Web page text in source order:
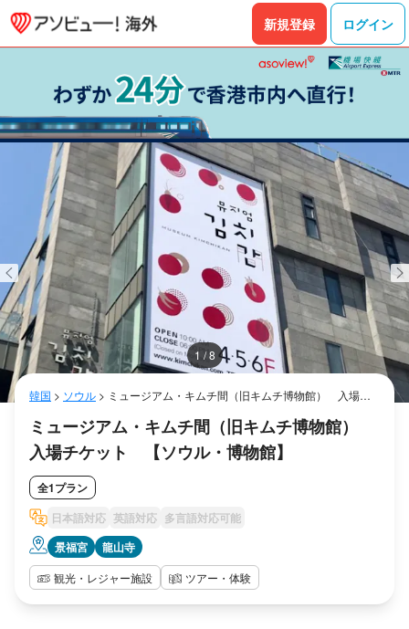
新規登録 ログイン
1 / 8
韓国 > ソウル > ミュージアム・キムチ間（旧キムチ博物館） 入場チ
ミュージアム・キムチ間（旧キムチ博物館）
入場チケット 【ソウル・博物館】
全1プラン
日本語対応 英語対応 多言語対応可能
景福宮
龍山寺
観光・レジャー施設 ツアー・体験